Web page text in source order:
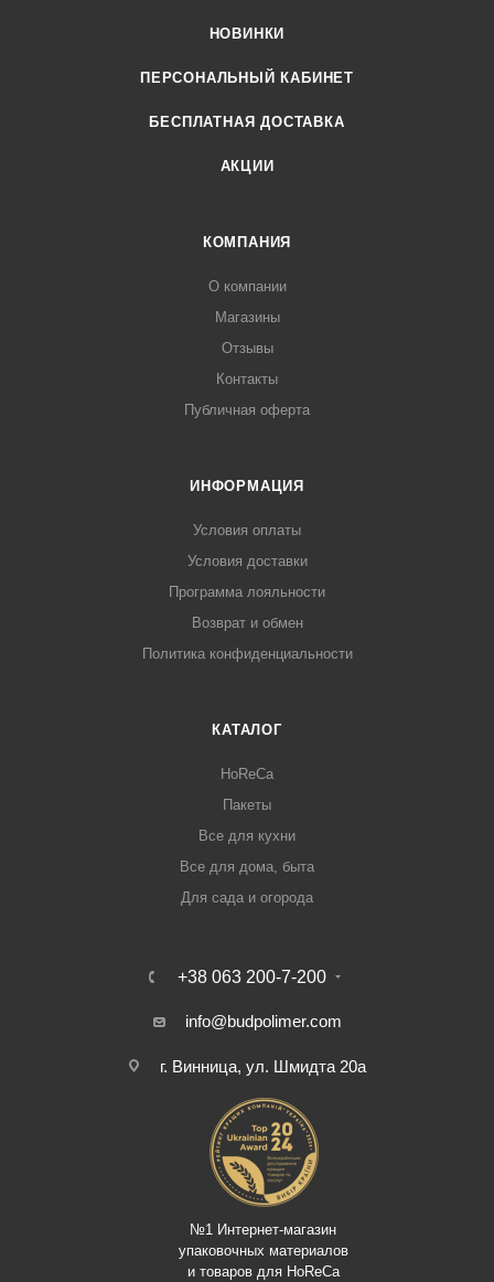
НОВИНКИ
ПЕРСОНАЛЬНЫЙ КАБИНЕТ
БЕСПЛАТНАЯ ДОСТАВКА
АКЦИИ
КОМПАНИЯ
О компании
Магазины
Отзывы
Контакты
Публичная оферта
ИНФОРМАЦИЯ
Условия оплаты
Условия доставки
Программа лояльности
Возврат и обмен
Политика конфиденциальности
КАТАЛОГ
HoReCa
Пакеты
Все для кухни
Все для дома, быта
Для сада и огорода
+38 063 200-7-200
info@budpolimer.com
г. Винница, ул. Шмидта 20а
№1 Интернет-магазин
упаковочных материалов
и товаров для HoReCa